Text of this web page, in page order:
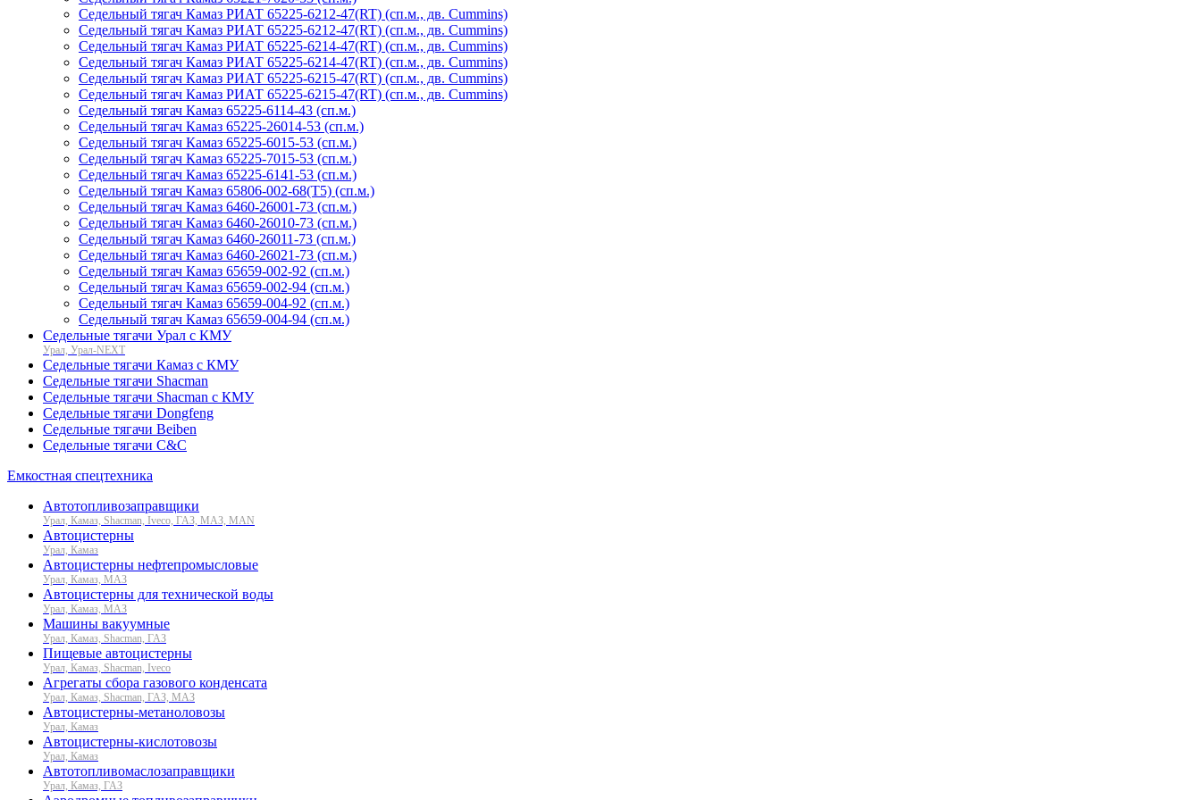
Седельный тягач Камаз РИАТ 65225-6212-47(RT) (сп.м., дв. Cummins)
Седельный тягач Камаз РИАТ 65225-6212-47(RT) (сп.м., дв. Cummins)
Седельный тягач Камаз РИАТ 65225-6214-47(RT) (сп.м., дв. Cummins)
Седельный тягач Камаз РИАТ 65225-6214-47(RT) (сп.м., дв. Cummins)
Седельный тягач Камаз РИАТ 65225-6215-47(RT) (сп.м., дв. Cummins)
Седельный тягач Камаз РИАТ 65225-6215-47(RT) (сп.м., дв. Cummins)
Седельный тягач Камаз 65225-6114-43 (сп.м.)
Седельный тягач Камаз 65225-26014-53 (сп.м.)
Седельный тягач Камаз 65225-6015-53 (сп.м.)
Седельный тягач Камаз 65225-7015-53 (сп.м.)
Седельный тягач Камаз 65225-6141-53 (сп.м.)
Седельный тягач Камаз 65806-002-68(T5) (сп.м.)
Седельный тягач Камаз 6460-26001-73 (сп.м.)
Седельный тягач Камаз 6460-26010-73 (сп.м.)
Cедельный тягач Камаз 6460-26011-73 (сп.м.)
Седельный тягач Камаз 6460-26021-73 (сп.м.)
Седельный тягач Камаз 65659-002-92 (сп.м.)
Седельный тягач Камаз 65659-002-94 (сп.м.)
Седельный тягач Камаз 65659-004-92 (сп.м.)
Седельный тягач Камаз 65659-004-94 (сп.м.)
Седельные тягачи Урал с КМУ
Урал, Урал-NEXT
Седельные тягачи Камаз с КМУ
Седельные тягачи Shacman
Седельные тягачи Shacman с КМУ
Седельные тягачи Dongfeng
Седельные тягачи Beiben
Седельные тягачи C&C
Емкостная спецтехника
Автотопливозаправщики
Урал, Камаз, Shacman, Iveco, ГАЗ, МАЗ, MAN
Автоцистерны
Урал, Камаз
Автоцистерны нефтепромысловые
Урал, Камаз, МАЗ
Автоцистерны для технической воды
Урал, Камаз, МАЗ
Машины вакуумные
Урал, Камаз, Shacman, ГАЗ
Пищевые автоцистерны
Урал, Камаз, Shacman, Iveco
Агрегаты сбора газового конденсата
Урал, Камаз, Shacman, ГАЗ, МАЗ
Автоцистерны-метаноловозы
Урал, Камаз
Автоцистерны-кислотовозы
Урал, Камаз
Автотопливомаслозаправщики
Урал, Камаз, ГАЗ